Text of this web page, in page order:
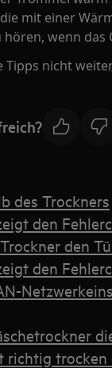
mit einer
hören, wenn das
Tipps nicht
des Trockners
den
den
den
richtig